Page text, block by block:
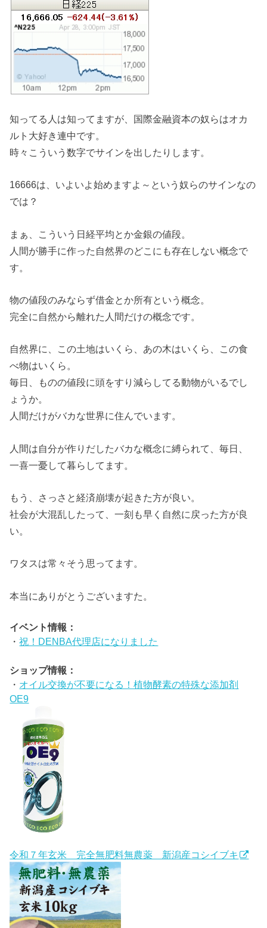
知ってる人は知ってますが、国際金融資本の奴らはオカ
ルト大好き連中です。
時々こういう数字でサインを出したりします。
16666は、いよいよ始めますよ～という奴らのサインなの
では？
まぁ、こういう日経平均とか金銀の値段。
人間が勝手に作った自然界のどこにも存在しない概念で
す。
物の値段のみならず借金とか所有という概念。
完全に自然から離れた人間だけの概念です。
自然界に、この土地はいくら、あの木はいくら、この食
べ物はいくら。
毎日、ものの値段に頭をすり減らしてる動物がいるでし
ょうか。
人間だけがバカな世界に住んでいます。
人間は自分が作りだしたバカな概念に縛られて、毎日、
一喜一憂して暮らしてます。
もう、さっさと経済崩壊が起きた方が良い。
社会が大混乱したって、一刻も早く自然に戻った方が良
い。
ワタスは常々そう思ってます。
本当にありがとうございますた。
イベント情報：
・祝！DENBA代理店になりました
ショップ情報：
・ オイル交換が不要になる！植物酵素の特殊な添加剤
OE9
令和７年玄米 完全無肥料無農薬 新潟産コシイブキ